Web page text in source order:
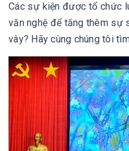
Các sự kiện được tổ chức
văn nghệ để tăng thêm sự
vây? Hãy cùng chúng tôi